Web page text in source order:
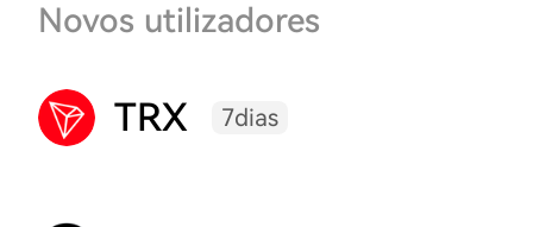
Novos utilizadores
TRX 7dias